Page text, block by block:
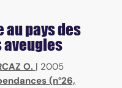
au pays des
aveugles
O. | 2005
(n°26,